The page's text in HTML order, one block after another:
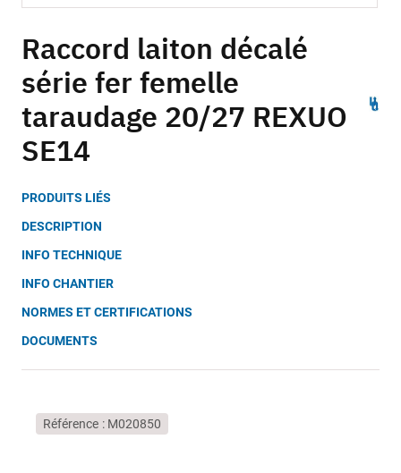
to
the
beginning
of
the
gallery
Raccord laiton décalé
série fer femelle
taraudage 20/27 REXUO
SE14
PRODUITS LIÉS
DESCRIPTION
INFO TECHNIQUE
INFO CHANTIER
NORMES ET CERTIFICATIONS
DOCUMENTS
Référence M020850